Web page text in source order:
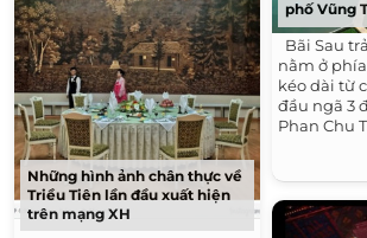
Những hình ảnh chân thực về
Triều Tiên lần đầu xuất hiện
trên mạng XH
phố Vũng
Bãi Sau
nằm ở
kéo dài từ
đầu ngã 3
Phan Chu
Chí Linh.
giá là một
biển...